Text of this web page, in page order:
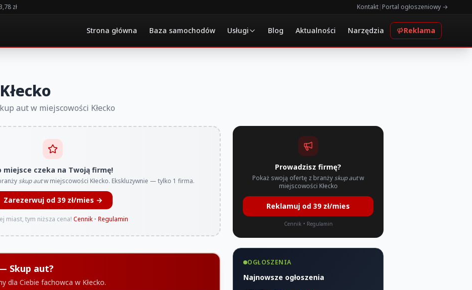
zł Kontakt| Portal ogłoszeniowy →
Strona główna Baza samochodów Usługi Blog Aktualności Narzędzia Reklama
aut w miejscowości Kłecko
miejsce czeka na Twoją firmę!
skup autw miejscowości Kłecko. Ekskluzywnie — tylko 1 firma.
Zarezerwuj od 39 zł/mies →
miast, tym niższa cena! Cennik• Regulamin
Skup aut?
dla Ciebie fachowca w Kłecko.
Prowadzisz firmę?
Pokaż swoją ofertę z branżyskup autw
miejscowości Kłecko
Reklamuj od 39 zł/mies
Cennik • Regulamin
OGŁOSZENIA
Najnowsze ogłoszenia